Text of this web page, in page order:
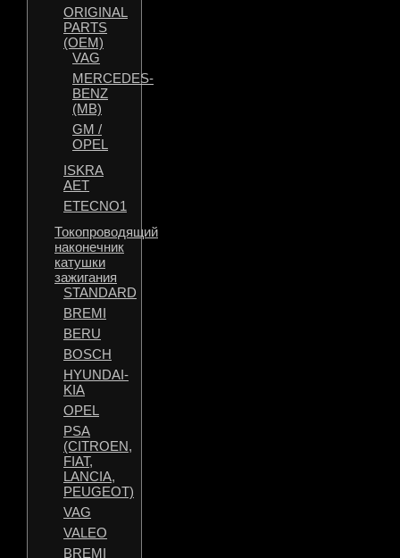
ORIGINAL
PARTS
(OEM)
VAG
MERCEDES-
BENZ
(MB)
GM /
OPEL
ISKRA
AET
ETECNO1
Токопроводящий
наконечник
катушки
зажигания
STANDARD
BREMI
BERU
BOSCH
HYUNDAI-
KIA
OPEL
PSA
(CITROEN,
FIAT,
LANCIA,
PEUGEOT)
VAG
VALEO
BREMI